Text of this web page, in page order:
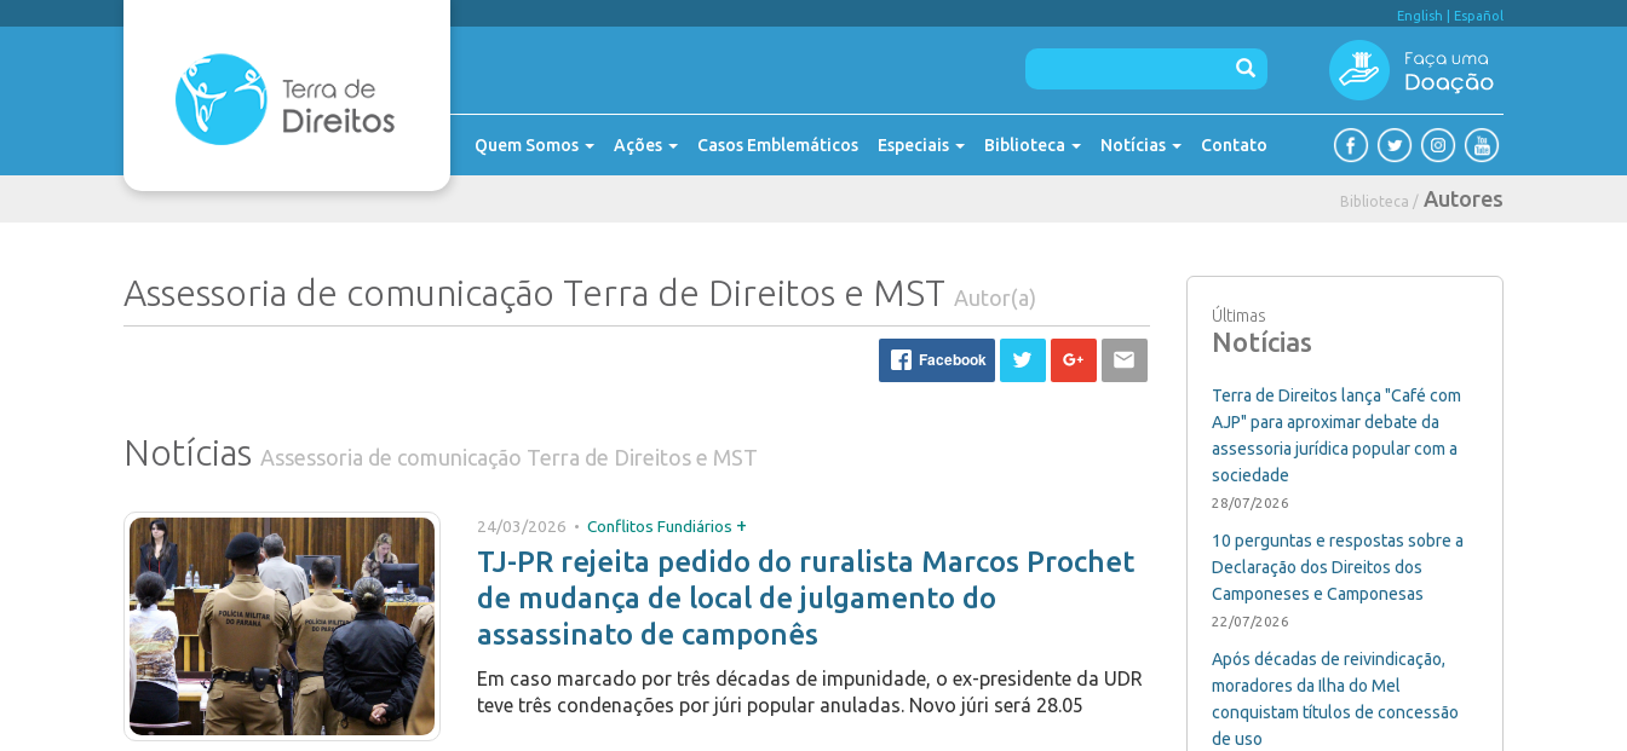
English Español
Quem Somos Ações Casos Emblemáticos Especiais Biblioteca Notícias Contato
Biblioteca / Autores
Assessoria de comunicação Terra de Direitos e MST Autor(a)
Facebook
Notícias Assessoria de comunicação Terra de Direitos e MST
24/03/2026 •Conflitos Fundiários +
TJ-PR rejeita pedido do ruralista Marcos Prochet
de mudança de local de julgamento do
assassinato de camponês
Em caso marcado por três décadas de impunidade, o ex-presidente da UDR
teve três condenações por júri popular anuladas. Novo júri será 28.05
Últimas
Notícias
Terra de Direitos lança "Café com
AJP" para aproximar debate da
assessoria jurídica popular com a
sociedade
28/07/2026
10 perguntas e respostas sobre a
Declaração dos Direitos dos
Camponeses e Camponesas
22/07/2026
Após décadas de reivindicação,
moradores da Ilha do Mel
conquistam títulos de concessão
de uso